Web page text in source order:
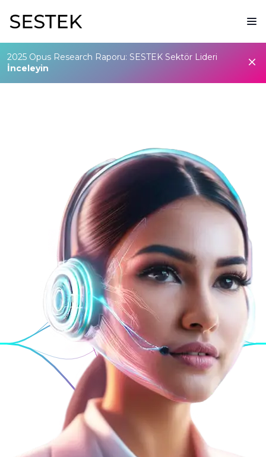
2025 Opus Research Raporu: SESTEK Sektör Lideri
İnceleyin